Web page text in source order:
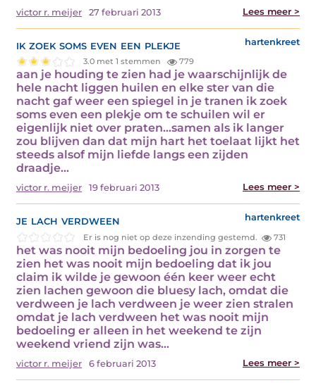
victor r. meijer 27 februari 2013 Lees meer >
ik zoek soms even een plekje hartenkreet
3.0 met 1 stemmen 779
aan je houding te zien had je waarschijnlijk de
hele nacht liggen huilen en elke ster van die
nacht gaf weer een spiegel in je tranen ik zoek
soms even een plekje om te schuilen wil er
eigenlijk niet over praten...samen als ik langer
zou blijven dan dat mijn hart het toelaat lijkt het
steeds alsof mijn liefde langs een zijden
draadje…
victor r. meijer 19 februari 2013 Lees meer >
je lach verdween hartenkreet
Er is nog niet op deze inzending gestemd. 731
het was nooit mijn bedoeling jou in zorgen te
zien het was nooit mijn bedoeling dat ik jou
claim ik wilde je gewoon één keer weer echt
zien lachen gewoon die bluesy lach, omdat die
verdween je lach verdween je weer zien stralen
omdat je lach verdween het was nooit mijn
bedoeling er alleen in het weekend te zijn
weekend vriend zijn was…
victor r. meijer 6 februari 2013 Lees meer >